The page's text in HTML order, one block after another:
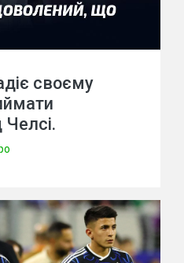
своєму
Челсі.